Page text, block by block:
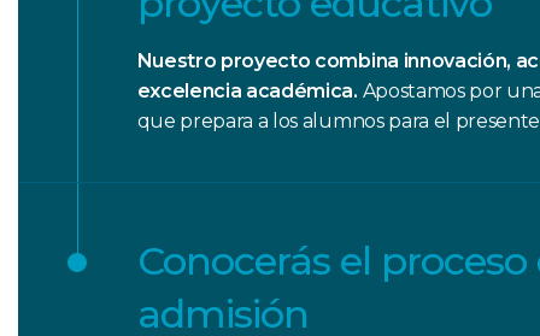
Nuestro proyecto combina innovación,
excelencia académica. Apostamos por
que prepara a los alumnos para el
Conocerás el proceso
admisión